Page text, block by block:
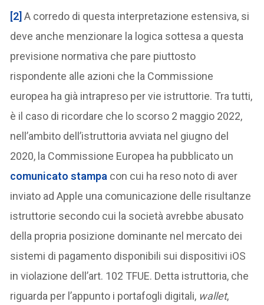
[2] A corredo di questa interpretazione estensiva, si
deve anche menzionare la logica sottesa a questa
previsione normativa che pare piuttosto
rispondente alle azioni che la Commissione
europea ha già intrapreso per vie istruttorie. Tra tutti,
è il caso di ricordare che lo scorso 2 maggio 2022,
nell’ambito dell’istruttoria avviata nel giugno del
2020, la Commissione Europea ha pubblicato un
comunicato stampa con cui ha reso noto di aver
inviato ad Apple una comunicazione delle risultanze
istruttorie secondo cui la società avrebbe abusato
della propria posizione dominante nel mercato dei
sistemi di pagamento disponibili sui dispositivi iOS
in violazione dell’art. 102 TFUE. Detta istruttoria, che
riguarda per l’appunto i portafogli digitali, wallet,